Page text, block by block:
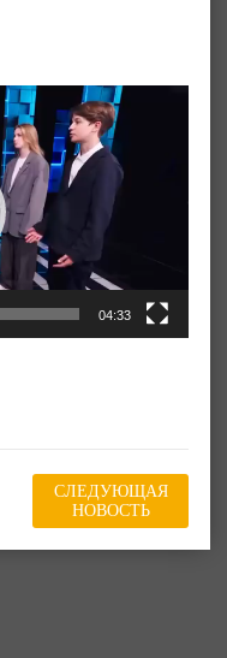
04:33
СЛЕДУЮЩАЯ
НОВОСТЬ